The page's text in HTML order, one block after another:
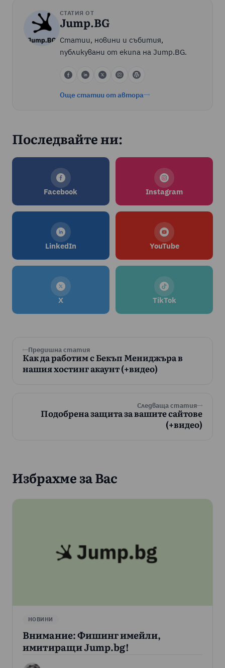
СТАТИЯ ОТ
Jump.BG
Статии, новини и събития,
публикувани от екипа на Jump.BG.
Още статии от автора
Последвайте ни:
Facebook Instagram
LinkedIn YouTube
X TikTok
Предишна статия
Как да работим с Бекъп Мениджъра в
нашия хостинг акаунт (+видео)
Следваща статия
Подобрена защита за вашите сайтове
(+видео)
Избрахме за Вас
НОВИНИ
Внимание: Фишинг имейли,
имитиращи Jump.bg!